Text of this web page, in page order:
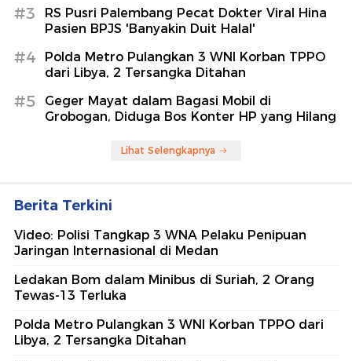
#3
RS Pusri Palembang Pecat Dokter Viral Hina
Pasien BPJS 'Banyakin Duit Halal'
#4
Polda Metro Pulangkan 3 WNI Korban TPPO
dari Libya, 2 Tersangka Ditahan
#5
Geger Mayat dalam Bagasi Mobil di
Grobogan, Diduga Bos Konter HP yang Hilang
Lihat Selengkapnya
Berita Terkini
Video: Polisi Tangkap 3 WNA Pelaku Penipuan
Jaringan Internasional di Medan
Ledakan Bom dalam Minibus di Suriah, 2 Orang
Tewas-13 Terluka
Polda Metro Pulangkan 3 WNI Korban TPPO dari
Libya, 2 Tersangka Ditahan